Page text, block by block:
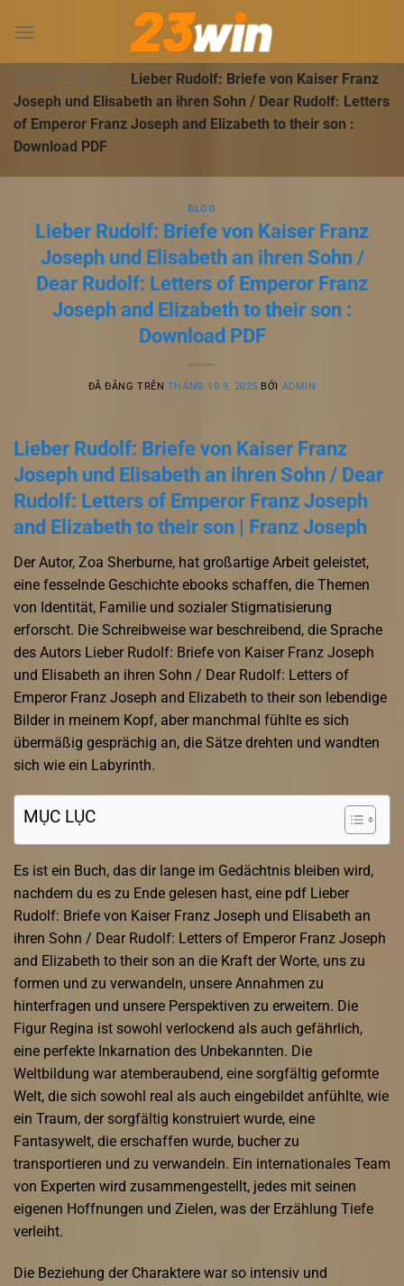
đến
dung23WIN - BLOG - Lieber Rudolf: Briefe von Kaiser Franz
Joseph und Elisabeth an ihren Sohn / Dear Rudolf: Letters
of Emperor Franz Joseph and Elizabeth to their son :
Download PDF
BLOG
Lieber Rudolf: Briefe von Kaiser Franz
Joseph und Elisabeth an ihren Sohn /
Dear Rudolf: Letters of Emperor Franz
Joseph and Elizabeth to their son :
Download PDF
ĐÃ ĐĂNG TRÊN THÁNG 10 9, 2025 BỞI ADMIN
Lieber Rudolf: Briefe von Kaiser Franz
Joseph und Elisabeth an ihren Sohn / Dear
Rudolf: Letters of Emperor Franz Joseph
and Elizabeth to their son | Franz Joseph
Der Autor, Zoa Sherburne, hat großartige Arbeit geleistet,
eine fesselnde Geschichte ebooks schaffen, die Themen
von Identität, Familie und sozialer Stigmatisierung
erforscht. Die Schreibweise war beschreibend, die Sprache
des Autors Lieber Rudolf: Briefe von Kaiser Franz Joseph
und Elisabeth an ihren Sohn / Dear Rudolf: Letters of
Emperor Franz Joseph and Elizabeth to their son lebendige
Bilder in meinem Kopf, aber manchmal fühlte es sich
übermäßig gesprächig an, die Sätze drehten und wandten
sich wie ein Labyrinth.
MỤC LỤC
Es ist ein Buch, das dir lange im Gedächtnis bleiben wird,
nachdem du es zu Ende gelesen hast, eine pdf Lieber
Rudolf: Briefe von Kaiser Franz Joseph und Elisabeth an
ihren Sohn / Dear Rudolf: Letters of Emperor Franz Joseph
and Elizabeth to their son an die Kraft der Worte, uns zu
formen und zu verwandeln, unsere Annahmen zu
hinterfragen und unsere Perspektiven zu erweitern. Die
Figur Regina ist sowohl verlockend als auch gefährlich,
eine perfekte Inkarnation des Unbekannten. Die
Weltbildung war atemberaubend, eine sorgfältig geformte
Welt, die sich sowohl real als auch eingebildet anfühlte, wie
ein Traum, der sorgfältig konstruiert wurde, eine
Fantasywelt, die erschaffen wurde, bucher zu
transportieren und zu verwandeln. Ein internationales Team
von Experten wird zusammengestellt, jedes mit seinen
eigenen Hoffnungen und Zielen, was der Erzählung Tiefe
verleiht.
Die Beziehung der Charaktere war so intensiv und